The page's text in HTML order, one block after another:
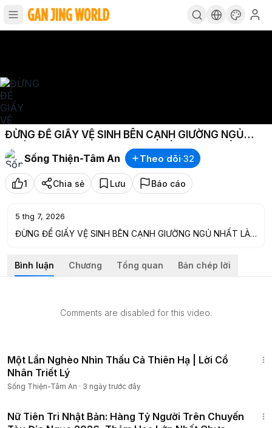
ĐỪNG ĐỂ GIẤY VỆ SINH BÊN CẠNH GIƯỜNG NGỦ
NHẤT LÀ KHI BẠN CÀNG LỚN TUỔI THUẬT CỔ NHÂN
Sống Thiện-Tâm An
Theo dõi·32
1 Chia sẻ Lưu Báo cáo
5 thg 7, 2026
ĐỪNG ĐỂ GIẤY VỆ SINH BÊN CẠNH GIƯỜNG NGỦ NHẤT LÀ
Bình luận
Chương Tổng quan Bản chép lời
Comments are disabled for this video.
Một Lần Nghèo Nhìn Thấu Cả Thiên Hạ | Lời Cổ
Nhân Triết Lý
Sống Thiện-Tâm An · 3 ngày trước đây
Nữ Tiên Tri Nhật Bản: Hàng Tỷ Người Trên Chuyến